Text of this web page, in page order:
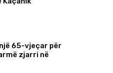
65-vjeçar për
zjarri në